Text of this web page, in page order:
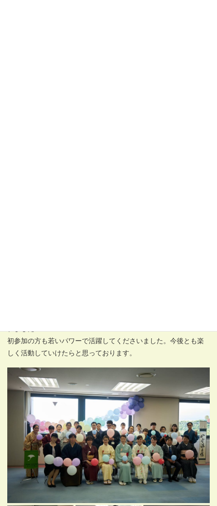
初参加の方も若いパワーで活躍してくださいました。今後とも楽
しく活動していけたらと思っております。